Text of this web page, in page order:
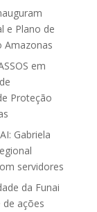
e Plano de
Amazonas
em
Proteção
Gabriela
servidores
da Funai
ações